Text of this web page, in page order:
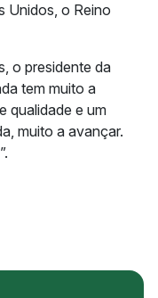
Unidos, o Reino
o presidente da
tem muito a
qualidade e um
muito a avançar.